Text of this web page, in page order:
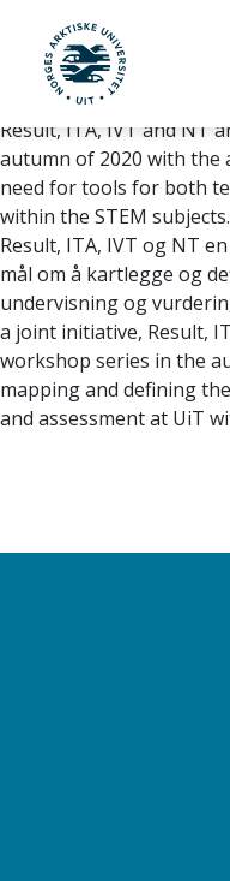
workshopserie høsten
definere behov for
vurdering ved UiT innen
Result, ITA, IVT and NT
autumn of 2020 with the
need for tools for both
within the STEM subjects.
Result, ITA, IVT og NT
mål om å kartlegge og
undervisning og
a joint initiative, Result,
workshop series in the
mapping and defining
and assessment at UiT
UiT Norges